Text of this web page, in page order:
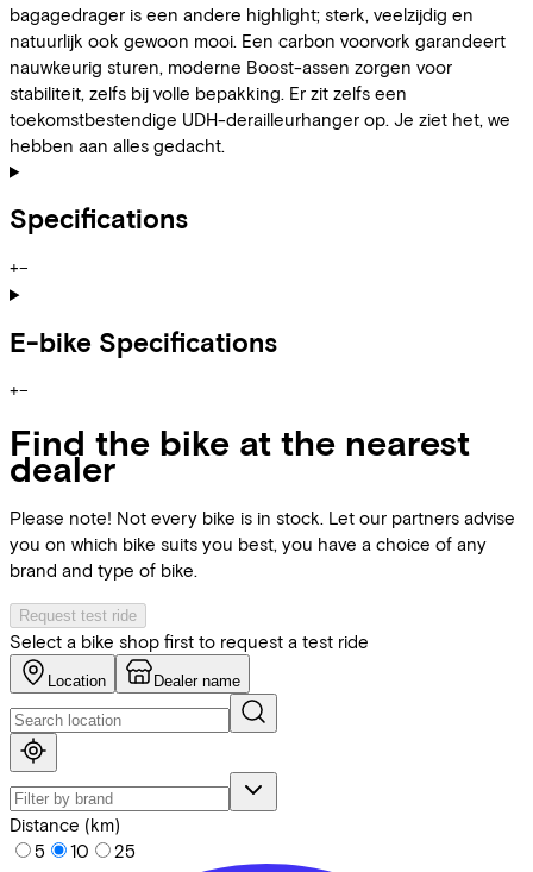
bagagedrager is een andere highlight; sterk, veelzijdig en
natuurlijk ook gewoon mooi. Een carbon voorvork garandeert
nauwkeurig sturen, moderne Boost-assen zorgen voor
stabiliteit, zelfs bij volle bepakking. Er zit zelfs een
toekomstbestendige UDH-derailleurhanger op. Je ziet het, we
hebben aan alles gedacht.
Specifications
+−
E-bike Specifications
+−
Find the bike at the nearest
dealer
Please note! Not every bike is in stock. Let our partners advise
you on which bike suits you best, you have a choice of any
brand and type of bike.
Request test ride
Select a bike shop first to request a test ride
Location Dealer name
Distance (km)
5
10 25